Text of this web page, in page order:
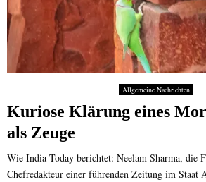
Allgemeine Nachrichten
Kuriose Klärung eines
als Zeuge
Wie India Today berichtet: Neelam Sharma, die
Chefredakteur einer führenden Zeitung im Staat